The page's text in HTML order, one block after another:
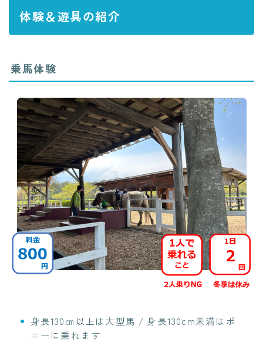
体験＆遊具の紹介
乗馬体験
身長130㎝以上は大型馬 / 身長130cm未満はポ
ニーに乗れます